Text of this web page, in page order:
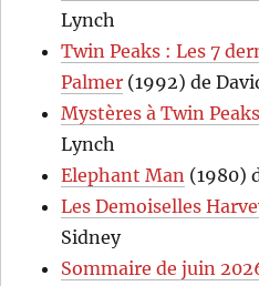
Lynch
Twin Peaks : Les 7
Palmer (1992) de
Mystères à Twin Peaks
Lynch
Elephant Man (1980)
Les Demoiselles
Sidney
Sommaire de juin